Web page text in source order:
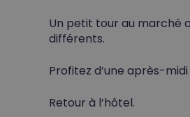
Un petit tour au marché
différents.
Profitez d’une après-
Retour à l’hôtel.